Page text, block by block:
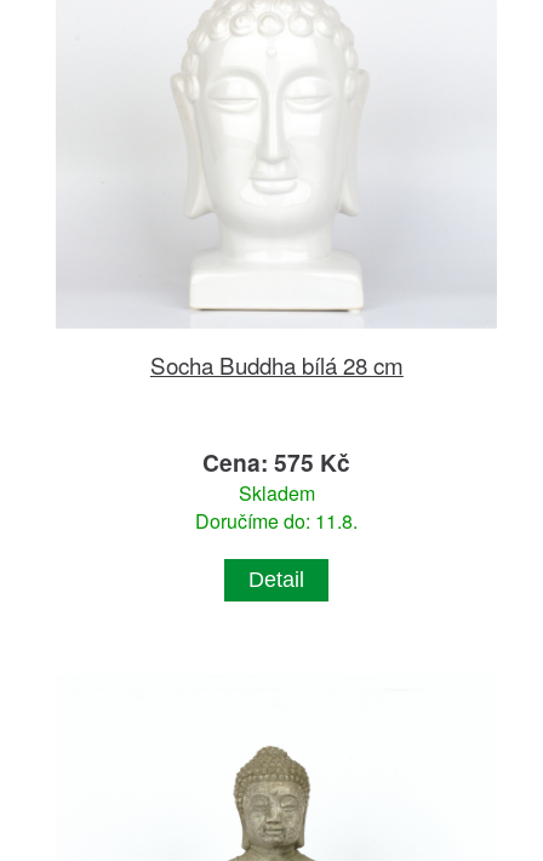
Socha Buddha bílá 28 cm
Cena: 575 Kč
Skladem
Doručíme do: 11.8.
Detail